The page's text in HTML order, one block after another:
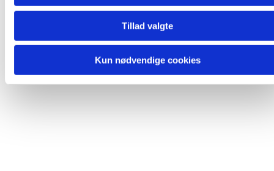
Tillad valgte
Kun nødvendige cookies